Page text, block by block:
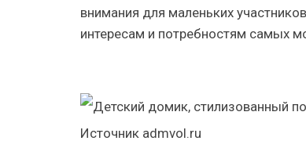
внимания для маленьких
интересам и потребностям самых
Источник admvol.ru